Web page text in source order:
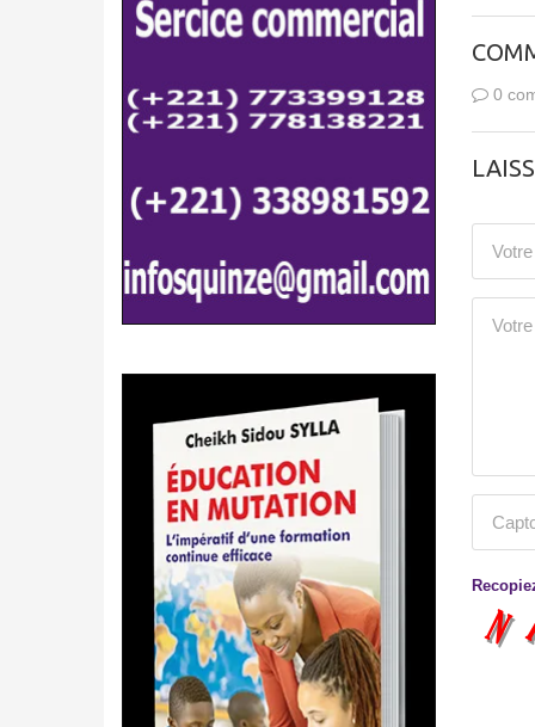
0